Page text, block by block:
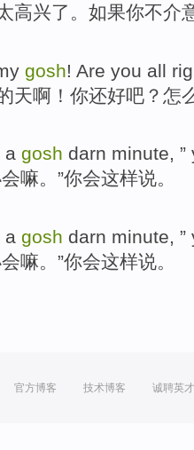
高兴了 。 如果你不介
gosh! Are you all
天啊 ！ 你还好吧？ 怎
a gosh darn minute, ”
嘛。”你会这样说。
a gosh darn minute, ”
嘛。”你会这样说。
官方博客 技术博客 诚聘英才